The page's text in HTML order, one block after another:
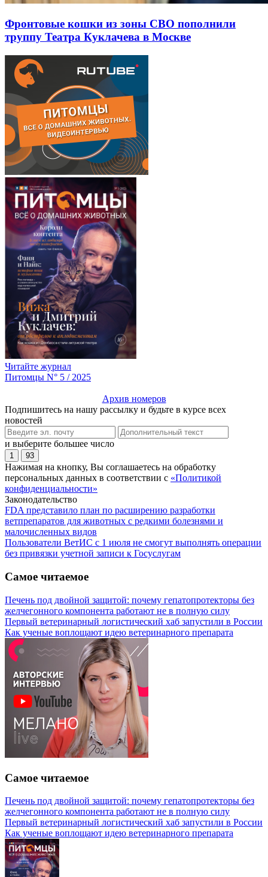
Фронтовые кошки из зоны СВО пополнили
труппу Театра Куклачева в Москве
Читайте журнал
Питомцы N° 5 / 2025
Архив номеров
Подпишитесь на нашу рассылку и будьте в курсе всех
новостей
и выберите большее число
1 93
Нажимая на кнопку, Вы соглашаетесь на обработку
персональных данных в соответствии с «Политикой
конфиденциальности»
Законодательство
FDA представило план по расширению разработки
ветпрепаратов для животных с редкими болезнями и
малочисленных видов
Пользователи ВетИС с 1 июля не смогут выполнять операции
без привязки учетной записи к Госуслугам
Самое читаемое
Печень под двойной защитой: почему гепатопротекторы без
желчегонного компонента работают не в полную силу
Первый ветеринарный логистический хаб запустили в России
Как ученые воплощают идею ветеринарного препарата
Самое читаемое
Печень под двойной защитой: почему гепатопротекторы без
желчегонного компонента работают не в полную силу
Первый ветеринарный логистический хаб запустили в России
Как ученые воплощают идею ветеринарного препарата